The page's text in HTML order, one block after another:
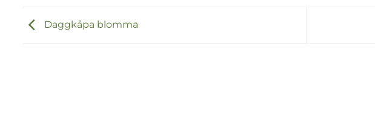
Daggkåpa blomma